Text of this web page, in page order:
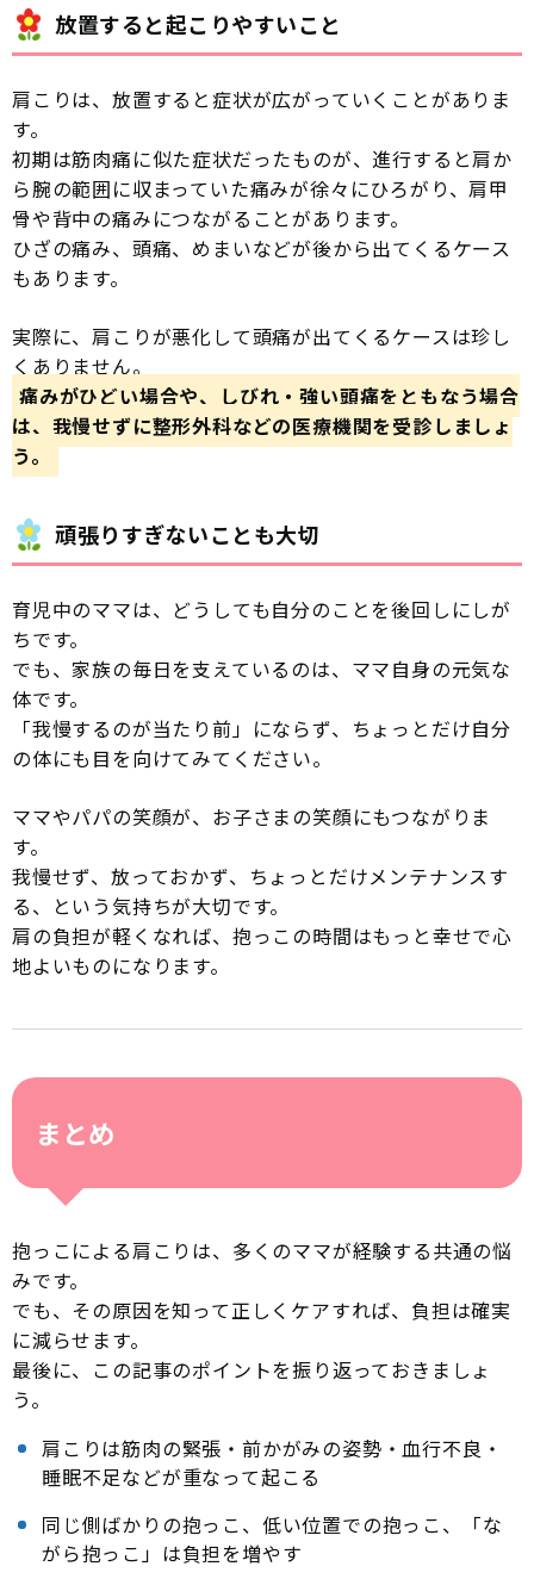
放置すると起こりやすいこと
肩こりは、放置すると症状が広がっていくことがありま
す。
初期は筋肉痛に似た症状だったものが、進行すると肩か
ら腕の範囲に収まっていた痛みが徐々にひろがり、肩甲
骨や背中の痛みにつながることがあります。
ひざの痛み、頭痛、めまいなどが後から出てくるケース
もあります。
実際に、肩こりが悪化して頭痛が出てくるケースは珍し
くありません。
痛みがひどい場合や、しびれ・強い頭痛をともなう場合
は、我慢せずに整形外科などの医療機関を受診しましょ
う。
頑張りすぎないことも大切
育児中のママは、どうしても自分のことを後回しにしが
ちです。
でも、家族の毎日を支えているのは、ママ自身の元気な
体です。
「我慢するのが当たり前」にならず、ちょっとだけ自分
の体にも目を向けてみてください。
ママやパパの笑顔が、お子さまの笑顔にもつながりま
す。
我慢せず、放っておかず、ちょっとだけメンテナンスす
る、という気持ちが大切です。
肩の負担が軽くなれば、抱っこの時間はもっと幸せで心
地よいものになります。
まとめ
抱っこによる肩こりは、多くのママが経験する共通の悩
みです。
でも、その原因を知って正しくケアすれば、負担は確実
に減らせます。
最後に、この記事のポイントを振り返っておきましょ
う。
肩こりは筋肉の緊張・前かがみの姿勢・血行不良・
睡眠不足などが重なって起こる
同じ側ばかりの抱っこ、低い位置での抱っこ、「な
がら抱っこ」は負担を増やす